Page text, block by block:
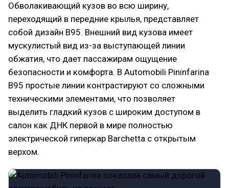
Обволакивающий кузов во всю ширину,
переходящий в передние крылья, представляет
собой дизайн B95. Внешний вид кузова имеет
мускулистый вид из-за выступающей линии
обжатия, что дает пассажирам ощущение
безопасности и комфорта. В Automobili Pininfarina
B95 простые линии контрастируют со сложными
техническими элементами, что позволяет
выделить гладкий кузов с широким доступом в
салон как ДНК первой в мире полностью
электрической гиперкар Barchetta с открытым
верхом.